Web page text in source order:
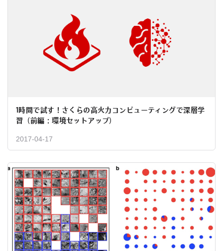
1時間で試す！さくらの高火力コンピューティングで深層学
習（前編：環境セットアップ）
2017-04-17